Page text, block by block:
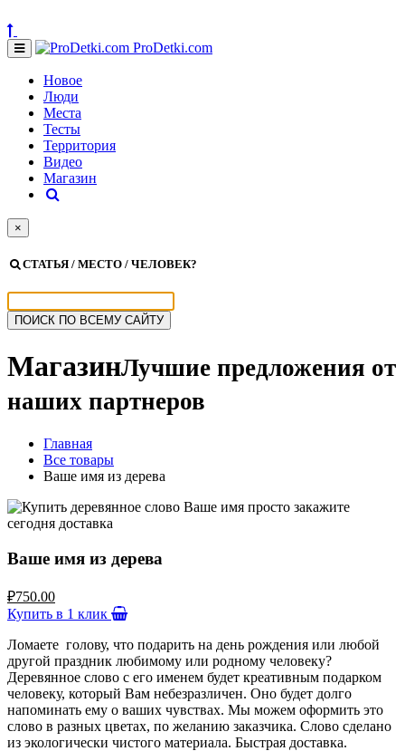
ProDetki.com
Новое
Люди
Места
Тесты
Территория
Видео
Магазин
×
СТАТЬЯ / МЕСТО / ЧЕЛОВЕК?
МагазинЛучшие предложения от
наших партнеров
Главная
Все товары
Ваше имя из дерева
Ваше имя из дерева
₽750.00
Купить в 1 клик
Ломаете голову, что подарить на день рождения или любой
другой праздник любимому или родному человеку?
Деревянное слово с его именем будет креативным подарком
человеку, который Вам небезразличен. Оно будет долго
напоминать ему о ваших чувствах. Мы можем оформить это
слово в разных цветах, по желанию заказчика. Слово сделано
из экологически чистого материала. Быстрая доставка.